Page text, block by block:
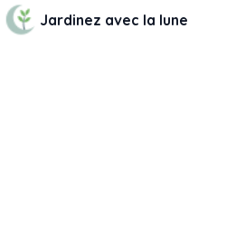
Jardinez avec la lune